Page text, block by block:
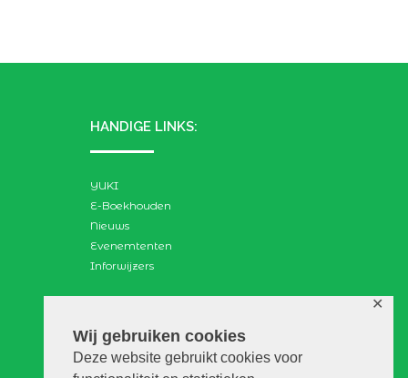
Wij gebruiken cookies
Deze website gebruikt cookies voor
✕
HANDIGE LINKS:
YUKI
E-Boekhouden
Nieuws
Evenemtenten
Inforwijzers